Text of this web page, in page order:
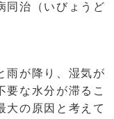
同治（いびょうど
雨が降り、湿気が
要な水分が滞るこ
大の原因と考えて